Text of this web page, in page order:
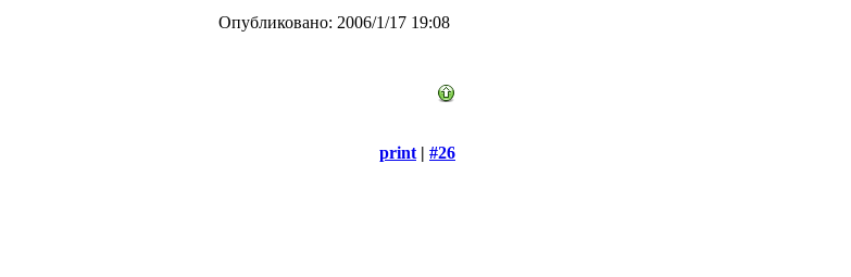
Опубликовано: 2006/1/17 19:08
print | #26